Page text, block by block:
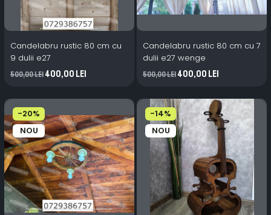
Candelabru rustic 80 cm cu
9 dulii e27
500,00 Lei400,00 Lei
Candelabru rustic 80 cm cu 7
dulii e27 wenge
500,00 Lei400,00 Lei
-20%
NOU
-14%
NOU